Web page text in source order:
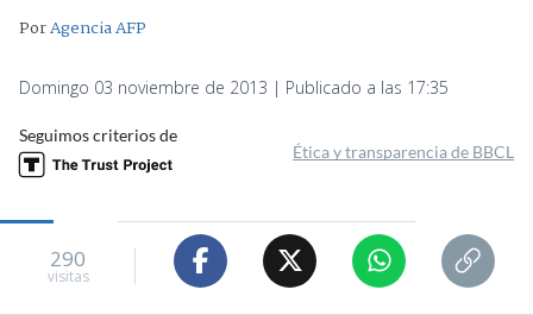
PorAgencia AFP
Domingo 03 noviembre de 2013 | Publicado a las 17:35
Seguimos criterios de
Ética y transparencia de BBCL
290
visitas